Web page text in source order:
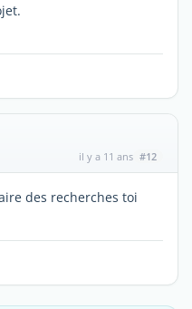
il y a 11 ans #12
des recherches toi